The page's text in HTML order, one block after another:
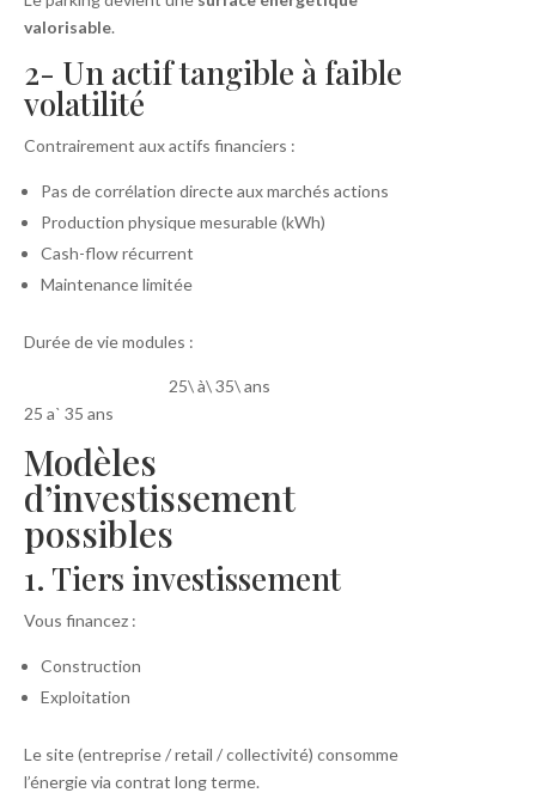
valorisable.
2- Un actif tangible à faible
volatilité
Contrairement aux actifs financiers :
Pas de corrélation directe aux marchés actions
Production physique mesurable (kWh)
Cash-flow récurrent
Maintenance limitée
Durée de vie modules :
25\ à\ 35\ ans
25 aˋ 35 ans
Modèles
d’investissement
possibles
1. Tiers investissement
Vous financez :
Construction
Exploitation
Le site (entreprise / retail / collectivité) consomme
l’énergie via contrat long terme.